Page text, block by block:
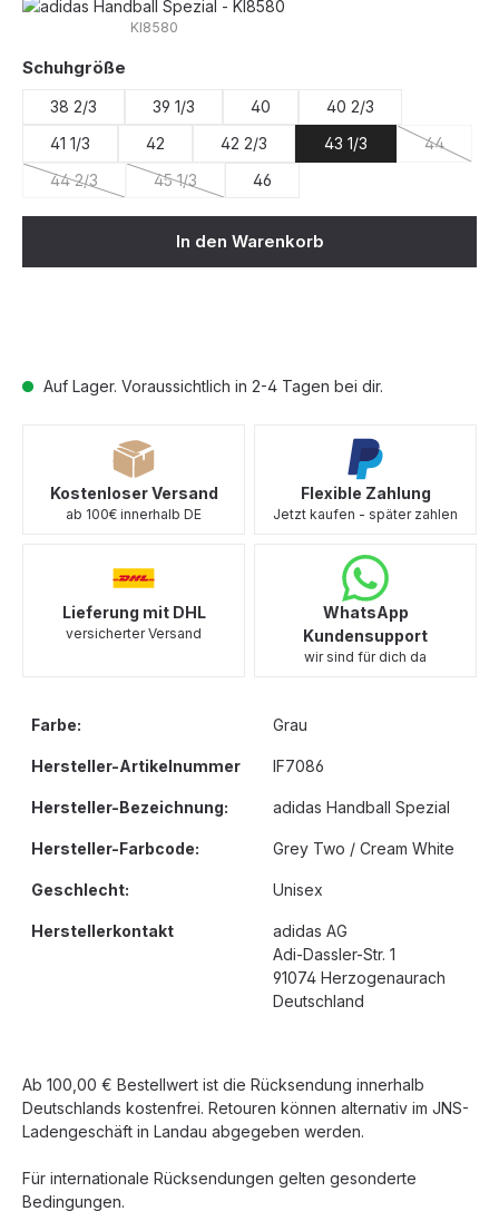
Auf Lager. Voraussichtlich in 2-4 Tagen bei dir.
KI8580
Schuhgröße
38 2/3 39 1/3 40
40 2/3
41 1/3
42 42 2/3 43 1/3 44
(Diese
44 2/3
(Diese Option ist zurzeit nicht verfügbar.)
45 1/3
(Diese Option ist zurzeit nicht verfügbar.)
46
In den Warenkorb
Kostenloser Versand
ab 100€ innerhalb DE
Flexible Zahlung
Jetzt kaufen - später zahlen
Lieferung mit DHL
versicherter Versand
WhatsApp
Kundensupport
wir sind für dich da
Farbe: Grau
Hersteller-Artikelnummer IF7086
Hersteller-Bezeichnung: adidas Handball Spezial
Hersteller-Farbcode: Grey Two / Cream White
Geschlecht: Unisex
Herstellerkontakt
adidas AG
Adi-Dassler-Str. 1
91074 Herzogenaurach
Deutschland
Ab 100,00 € Bestellwert ist die Rücksendung innerhalb
Deutschlands kostenfrei. Retouren können alternativ im JNS-
Ladengeschäft in Landau abgegeben werden.
Für internationale Rücksendungen gelten gesonderte
Bedingungen.